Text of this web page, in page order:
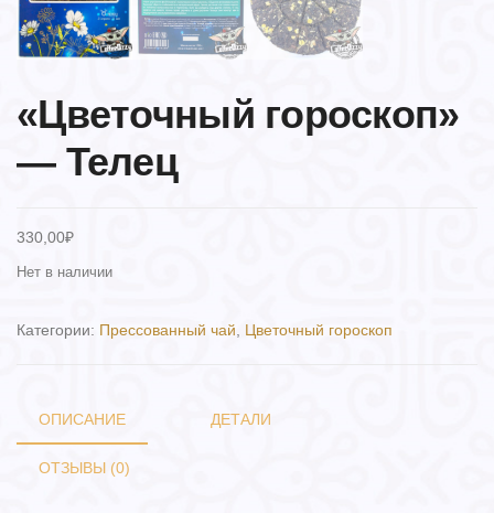
«Цветочный гороскоп»
— Телец
330,00₽
Нет в наличии
Категории: Прессованный чай Цветочный гороскоп
ОПИСАНИЕ ДЕТАЛИ
ОТЗЫВЫ (0)